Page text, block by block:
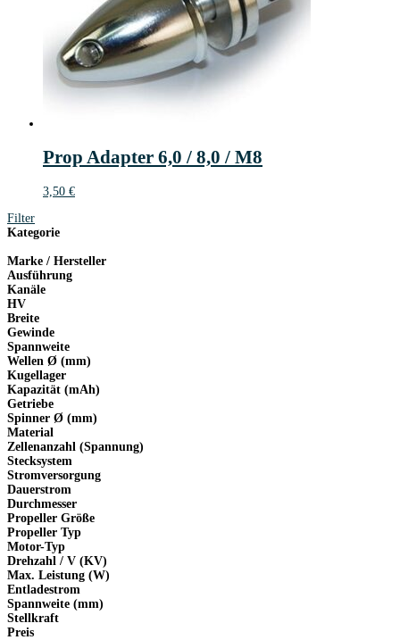
Prop Adapter 6,0 / 8,0 / M8
3,50 €
Filter
Kategorie
Marke / Hersteller
Ausführung
Kanäle
HV
Breite
Gewinde
Spannweite
Wellen Ø (mm)
Kugellager
Kapazität (mAh)
Getriebe
Spinner Ø (mm)
Material
Zellenanzahl (Spannung)
Stecksystem
Stromversorgung
Dauerstrom
Durchmesser
Propeller Größe
Propeller Typ
Motor-Typ
Drehzahl / V (KV)
Max. Leistung (W)
Entladestrom
Spannweite (mm)
Stellkraft
Preis